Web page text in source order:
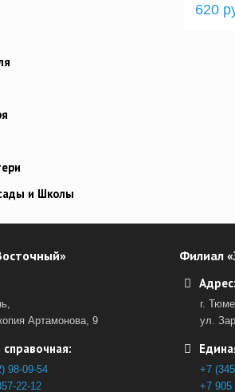
620
и Школы
Артамонова, 9
98-09-54
22-12
Филиал
Адрес:
г.
ул.
+7
+7 905